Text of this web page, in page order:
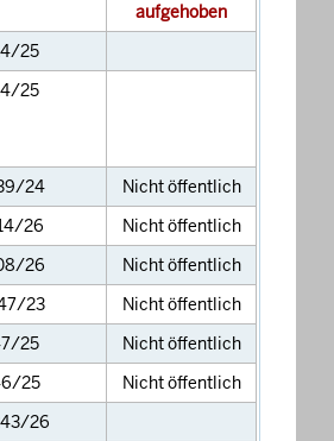
aufgehoben
25
25
24
Nicht öffentlich
26
Nicht öffentlich
26
Nicht öffentlich
23
Nicht öffentlich
25
Nicht öffentlich
25
Nicht öffentlich
26